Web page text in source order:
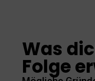
Was
Folge